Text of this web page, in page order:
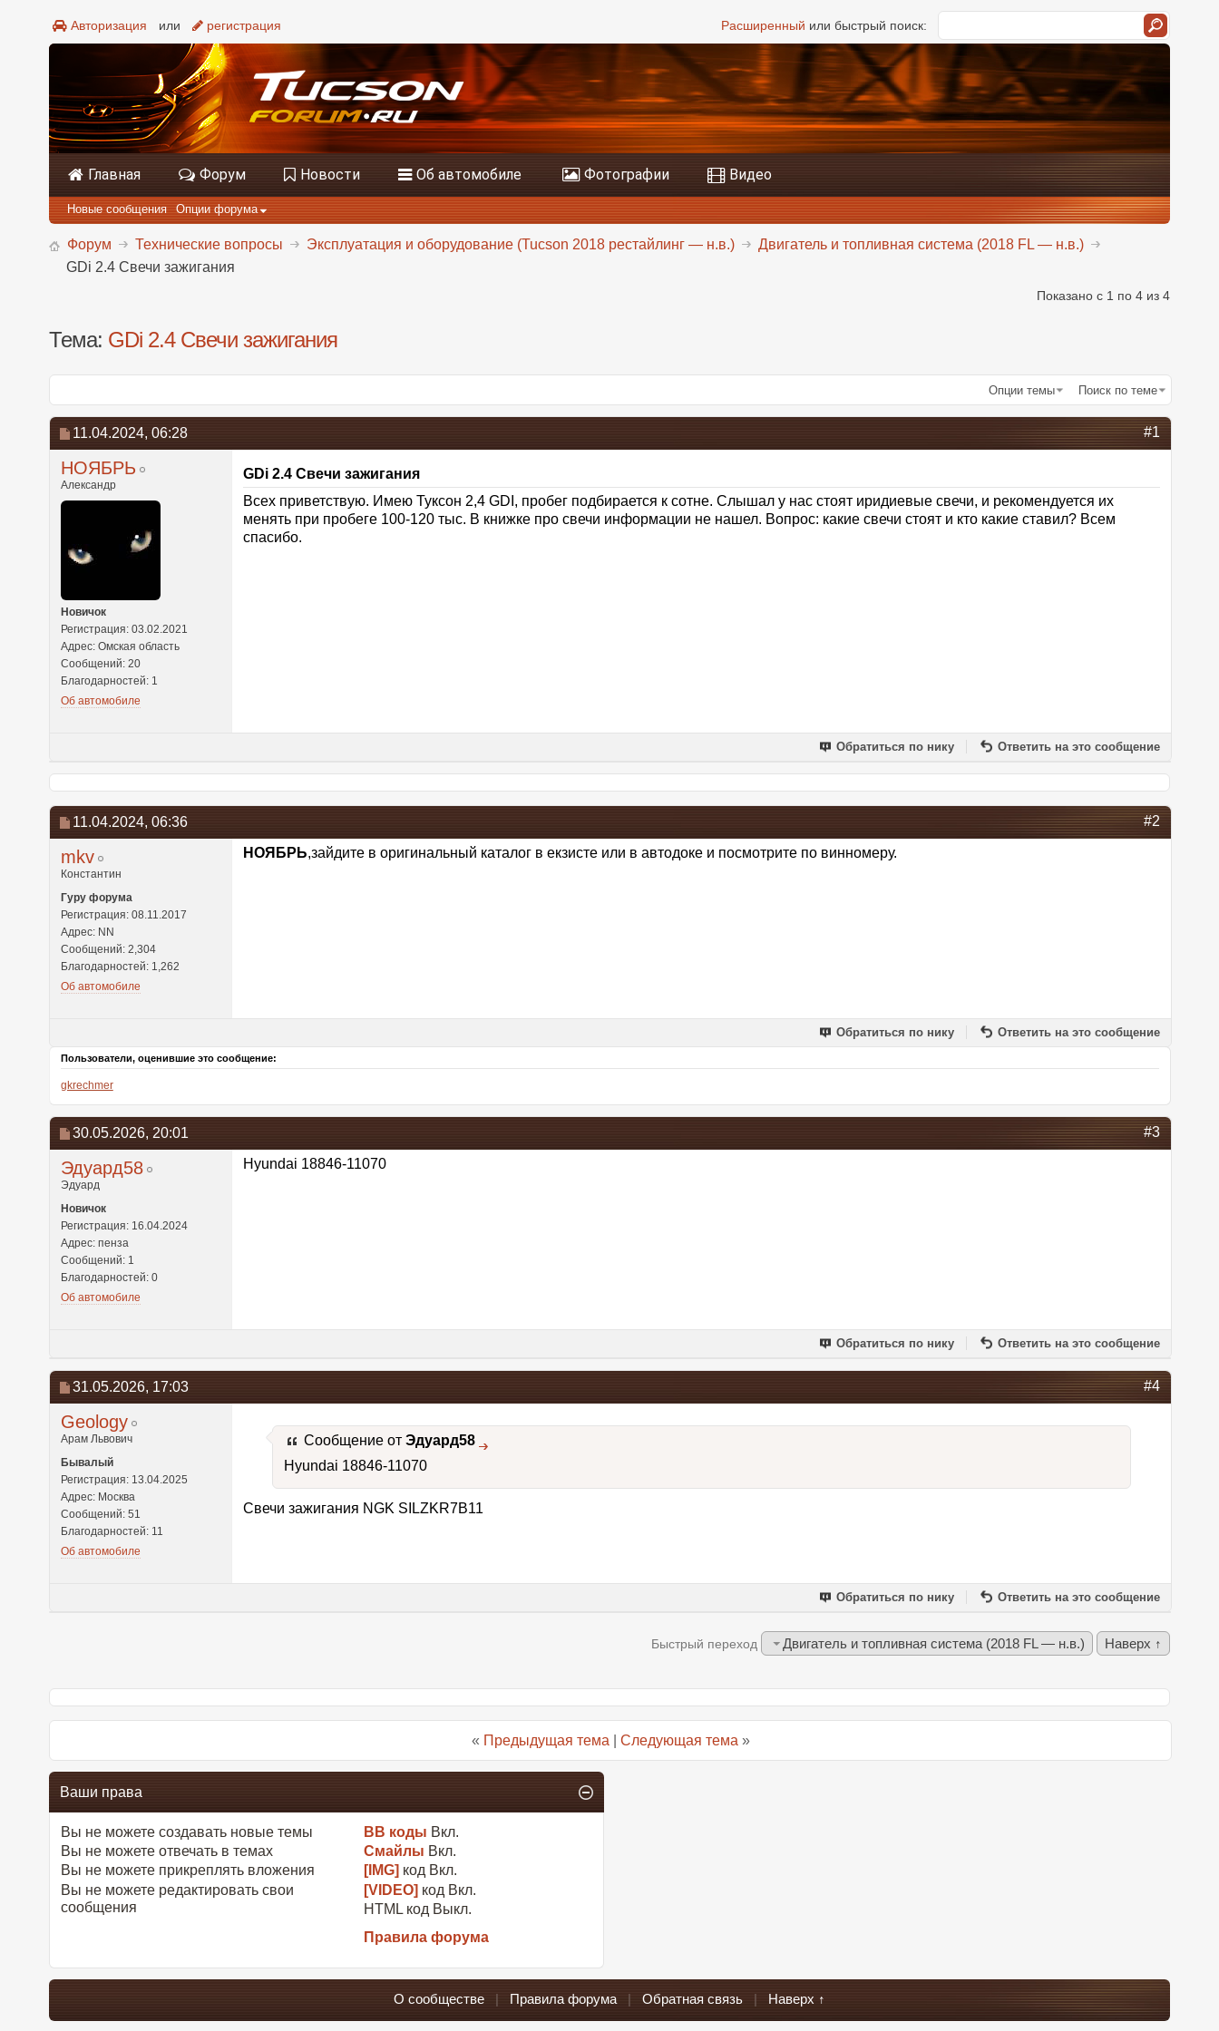
Расширенный или быстрый поиск:
Авторизация или регистрация
Главная Форум Новости Об автомобиле Фотографии Видео
Новые сообщения Опции форума
Форум Технические вопросы Эксплуатация и оборудование (Tucson 2018 рестайлинг — н.в.)
Двигатель и топливная система (2018 FL — н.в.)
GDi 2.4 Свечи зажигания
Показано с 1 по 4 из 4
Тема: GDi 2.4 Свечи зажигания
Опции темы Поиск по теме
11.04.2024, 06:28 #1
НОЯБРЬ
Александр
Новичок
Регистрация: 03.02.2021
Адрес: Омская область
Сообщений: 20
Благодарностей: 1
Об автомобиле
GDi 2.4 Свечи зажигания
Всех приветствую. Имею Туксон 2,4 GDI, пробег подбирается к сотне. Слышал у нас стоят иридиевые свечи, и рекомендуется их
менять при пробеге 100-120 тыс. В книжке про свечи информации не нашел. Вопрос: какие свечи стоят и кто какие ставил? Всем
спасибо.
Обратиться по нику Ответить на это сообщение
11.04.2024, 06:36 #2
mkv
Константин
Гуру форума
Регистрация: 08.11.2017
Адрес: NN
Сообщений: 2,304
Благодарностей: 1,262
Об автомобиле
НОЯБРЬ,зайдите в оригинальный каталог в екзисте или в автодоке и посмотрите по винномеру.
Обратиться по нику Ответить на это сообщение
Пользователи, оценившие это сообщение:
gkrechmer
30.05.2026, 20:01 #3
Эдуард58
Эдуард
Новичок
Регистрация: 16.04.2024
Адрес: пенза
Сообщений: 1
Благодарностей: 0
Об автомобиле
Hyundai 18846-11070
Обратиться по нику Ответить на это сообщение
31.05.2026, 17:03 #4
Geology
Арам Львович
Бывалый
Регистрация: 13.04.2025
Адрес: Москва
Сообщений: 51
Благодарностей: 11
Об автомобиле
Сообщение от Эдуард58
Hyundai 18846-11070
Свечи зажигания NGK SILZKR7B11
Обратиться по нику Ответить на это сообщение
Быстрый переход Двигатель и топливная система (2018 FL — н.в.) Наверх ↑
« Предыдущая тема Следующая тема »
Ваши права
Вы не можетесоздавать новые темы
Вы не можетеотвечать в темах
Вы не можетеприкреплять вложения
Вы не можетередактировать свои
сообщения
BB коды Вкл.
Смайлы Вкл.
[IMG] код Вкл.
[VIDEO] код Вкл.
HTML код Выкл.
Правила форума
О сообществе | Правила форума | Обратная связь | Наверх ↑